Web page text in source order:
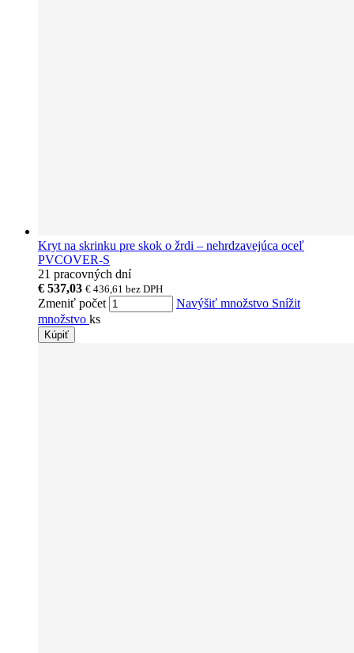
Kryt na skrinku pre skok o žrdi – nehrdzavejúca oceľ
PVCOVER-S
21 pracovných dní
€ 537,03 € 436,61 bez DPH
Zmeniť počet Navýšiť množstvo Snížit
množstvo ks
Kúpiť